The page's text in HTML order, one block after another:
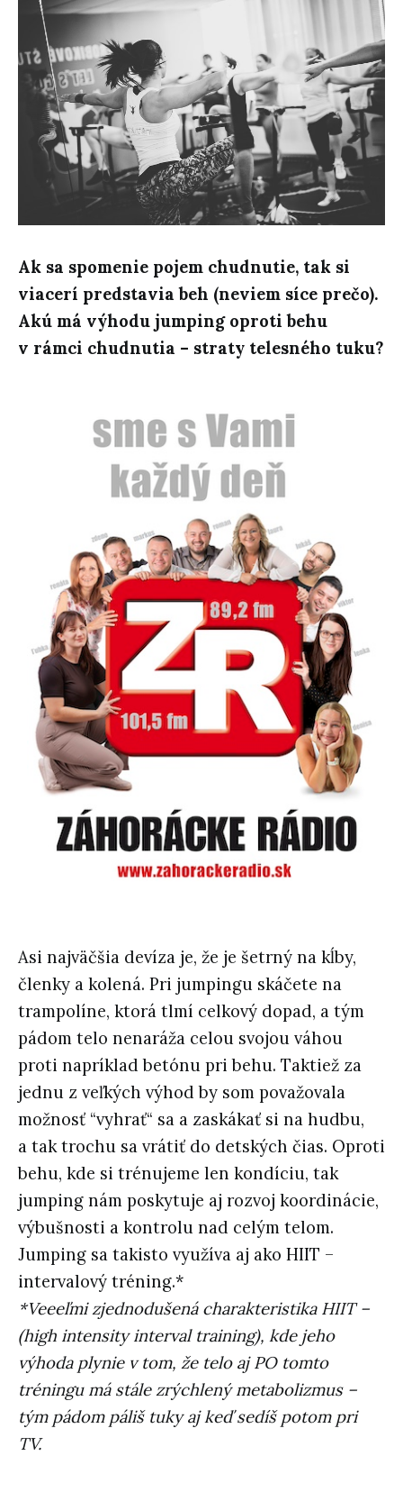
Ak sa spomenie pojem chudnutie, tak si
viacerí predstavia beh (neviem síce prečo).
Akú má výhodu jumping oproti behu
v rámci chudnutia – straty telesného tuku?
Asi najväčšia devíza je, že je šetrný na kĺby,
členky a kolená. Pri jumpingu skáčete na
trampolíne, ktorá tlmí celkový dopad, a tým
pádom telo nenaráža celou svojou váhou
proti napríklad betónu pri behu. Taktiež za
jednu z veľkých výhod by som považovala
možnosť “vyhrať“ sa a zaskákať si na hudbu,
a tak trochu sa vrátiť do detských čias. Oproti
behu, kde si trénujeme len kondíciu, tak
jumping nám poskytuje aj rozvoj koordinácie,
výbušnosti a kontrolu nad celým telom.
Jumping sa takisto využíva aj ako HIIT –
intervalový tréning.*
*Veeeľmi zjednodušená charakteristika HIIT –
(high intensity interval training), kde jeho
výhoda plynie v tom, že telo aj PO tomto
tréningu má stále zrýchlený metabolizmus –
tým pádom páliš tuky aj keď sedíš potom pri
TV.